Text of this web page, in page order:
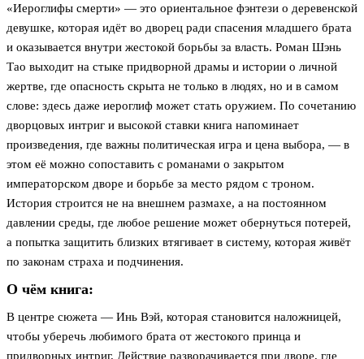
«Иероглифы смерти» — это ориентальное фэнтези о деревенской
девушке, которая идёт во дворец ради спасения младшего брата
и оказывается внутри жестокой борьбы за власть. Роман Шэнь
Тао выходит на стыке придворной драмы и истории о личной
жертве, где опасность скрыта не только в людях, но и в самом
слове: здесь даже иероглиф может стать оружием. По сочетанию
дворцовых интриг и высокой ставки книга напоминает
произведения, где важны политическая игра и цена выбора, — в
этом её можно сопоставить с романами о закрытом
императорском дворе и борьбе за место рядом с троном.
История строится не на внешнем размахе, а на постоянном
давлении среды, где любое решение может обернуться потерей,
а попытка защитить близких втягивает в систему, которая живёт
по законам страха и подчинения.
О чём книга:
В центре сюжета — Инь Вэй, которая становится наложницей,
чтобы уберечь любимого брата от жестокого принца и
придворных интриг. Действие разворачивается при дворе, где